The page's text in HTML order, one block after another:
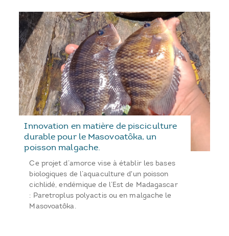
Innovation en matière de pisciculture
durable pour le Masovoatôka, un
poisson malgache.
Ce projet d’amorce vise à établir les bases
biologiques de l’aquaculture d'un poisson
cichlidé, endémique de l’Est de Madagascar
: Paretroplus polyactis ou en malgache le
Masovoatôka.